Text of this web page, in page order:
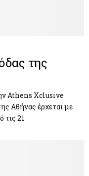
της
Athens Xclusive
Αθήνας έρχεται με
τις 21